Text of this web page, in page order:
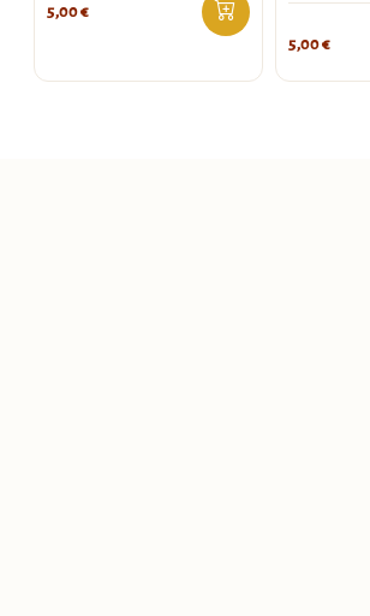
5,00€
5,00€